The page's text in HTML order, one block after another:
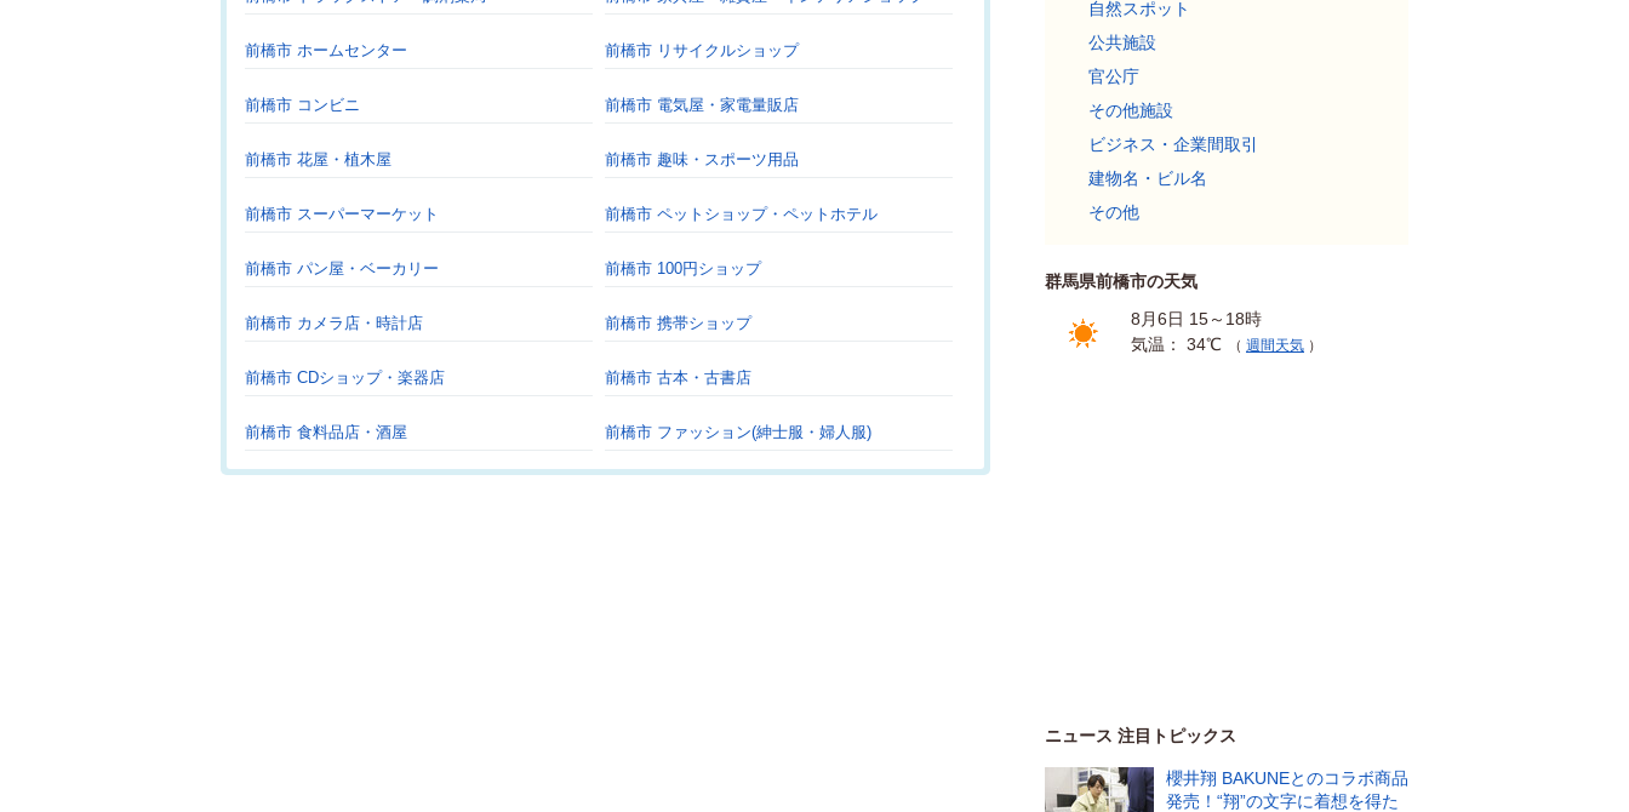
前橋市 ホームセンター 前橋市 リサイクルショップ
前橋市 コンビニ 前橋市 電気屋・家電量販店
前橋市 花屋・植木屋 前橋市 趣味・スポーツ用品
前橋市 スーパーマーケット 前橋市 ペットショップ・ペットホテル
前橋市 パン屋・ベーカリー 前橋市 100円ショップ
前橋市 カメラ店・時計店 前橋市 携帯ショップ
前橋市 CDショップ・楽器店 前橋市 古本・古書店
前橋市 食料品店・酒屋 前橋市 ファッション(紳士服・婦人服)
自然スポット
公共施設
官公庁
その他施設
ビジネス・企業間取引
建物名・ビル名
その他
群馬県前橋市の天気
8月6日 15～18時
気温： 34℃
（ 週間天気 ）
ニュース 注目トピックス
櫻井翔 BAKUNEとのコラボ商品
発売！“翔”の文字に着想を得た